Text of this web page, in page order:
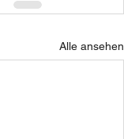
Alle ansehen